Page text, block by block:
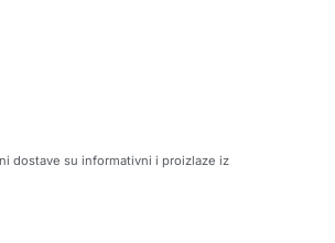
dostave su informativni i proizlaze iz